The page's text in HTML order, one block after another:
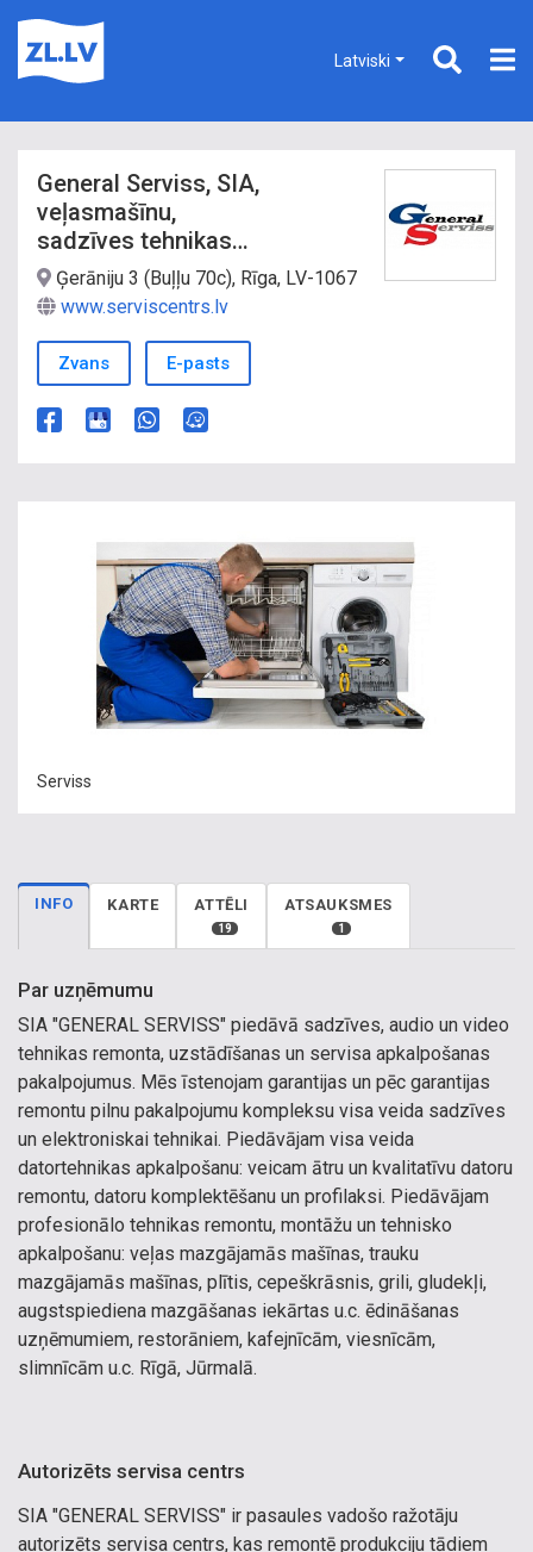
Latviski
General Serviss, SIA,
veļasmašīnu,
sadzīves tehnikas
remonts, visa Latvija
Ģerāniju 3 (Buļļu 70c), Rīga, LV-1067
www.serviscentrs.lv
Zvans E-pasts
Serviss
INFO KARTE ATTĒLI
19
ATSAUKSMES
1
Par uzņēmumu
SIA "GENERAL SERVISS" piedāvā sadzīves, audio un video
tehnikas remonta, uzstādīšanas un servisa apkalpošanas
pakalpojumus. Mēs īstenojam garantijas un pēc garantijas
remontu pilnu pakalpojumu kompleksu visa veida sadzīves
un elektroniskai tehnikai. Piedāvājam visa veida
datortehnikas apkalpošanu: veicam ātru un kvalitatīvu datoru
remontu, datoru komplektēšanu un profilaksi. Piedāvājam
profesionālo tehnikas remontu, montāžu un tehnisko
apkalpošanu: veļas mazgājamās mašīnas, trauku
mazgājamās mašīnas, plītis, cepeškrāsnis, grili, gludekļi,
augstspiediena mazgāšanas iekārtas u.c. ēdināšanas
uzņēmumiem, restorāniem, kafejnīcām, viesnīcām,
slimnīcām u.c. Rīgā, Jūrmalā.
Autorizēts servisa centrs
SIA "GENERAL SERVISS" ir pasaules vadošo ražotāju
autorizēts servisa centrs, kas remontē produkciju tādiem